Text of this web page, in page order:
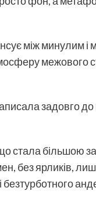
між минулим і
межового
задовго до
стала більшою
без ярликів,
безтурботного